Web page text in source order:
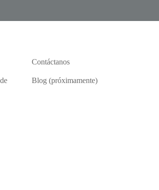
Contáctanos
Blog (próximamente)